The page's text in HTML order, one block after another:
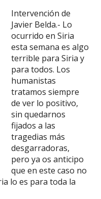
Intervención de
Javier Belda.- Lo
ocurrido en Siria
esta semana es algo
terrible para Siria y
para todos. Los
humanistas
tratamos siempre
de ver lo positivo,
sin quedarnos
fijados a las
tragedias más
desgarradoras,
pero ya os anticipo
que en este caso no
lo es para toda la